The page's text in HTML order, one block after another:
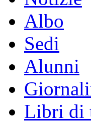
Albo
Sedi
Alunni
Libri di